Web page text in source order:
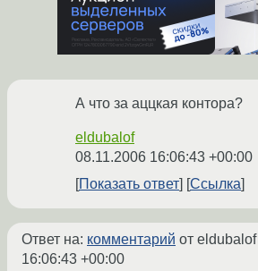
А что за аццкая контора?
eldubalof
08.11.2006 16:06:43 +00:00
Показать ответ
Ссылка
Ответ на: комментарий от eldubalof
16:06:43 +00:00